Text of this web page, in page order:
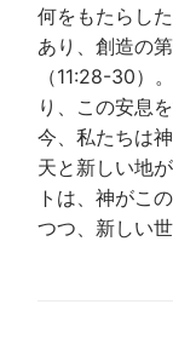
何をもたらし
あり、創造の
（11:28-30）
り、この安息
今、私たちは
天と新しい地
トは、神がこ
つつ、新しい